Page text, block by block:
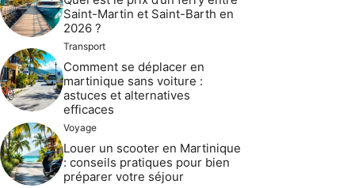
Saint-Martin et Saint-Barth en
2026 ?
Transport
Comment se déplacer en
martinique sans voiture :
astuces et alternatives
efficaces
Voyage
Louer un scooter en Martinique
: conseils pratiques pour bien
préparer votre séjour